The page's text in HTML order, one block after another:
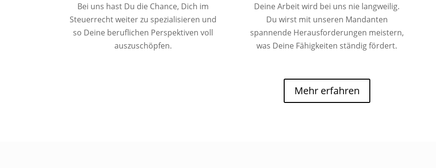
Bei uns hast Du die Chance, Dich im
Steuerrecht weiter zu spezialisieren und
so Deine beruflichen Perspektiven voll
auszuschöpfen.
Deine Arbeit wird bei uns nie langweilig.
Du wirst mit unseren Mandanten
spannende Herausforderungen meistern,
was Deine Fähigkeiten ständig fördert.
Mehr erfahren